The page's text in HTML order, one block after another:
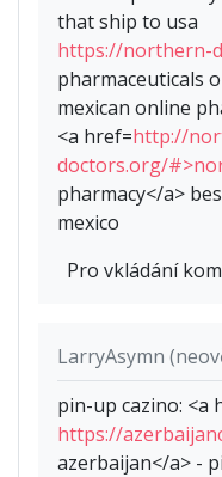
that ship to usa
https://northern-
pharmaceuticals
mexican online
<a href=http://
doctors.org/
pharmacy</a>
mexico
Pro vkládání
LarryAsymn
pin-up cazino: <a
https://
azerbaijan</a> -